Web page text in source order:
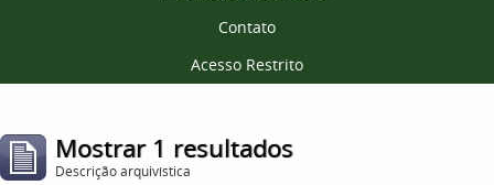
Contato
Acesso Restrito
Mostrar 1 resultados
Descrição arquivística